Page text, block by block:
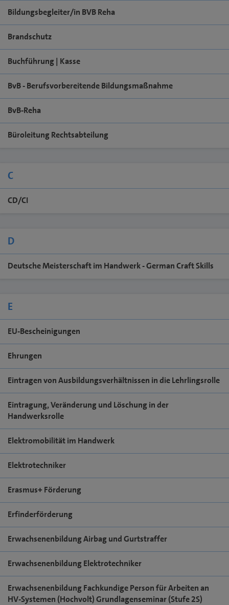
Bildungsbegleiter/in BVB Reha
Brandschutz
Buchführung | Kasse
BvB - Berufsvorbereitende Bildungsmaßnahme
BvB-Reha
Büroleitung Rechtsabteilung
C
CD/CI
D
Deutsche Meisterschaft im Handwerk - German Craft Skills
E
EU-Bescheinigungen
Ehrungen
Eintragen von Ausbildungsverhältnissen in die Lehrlingsrolle
Eintragung, Veränderung und Löschung in der
Handwerksrolle
Elektromobilität im Handwerk
Elektrotechniker
Erasmus+ Förderung
Erfinderförderung
Erwachsenenbildung Airbag und Gurtstraffer
Erwachsenenbildung Elektrotechniker
Erwachsenenbildung Fachkundige Person für Arbeiten an
HV-Systemen (Hochvolt) Grundlagenseminar (Stufe 2S)